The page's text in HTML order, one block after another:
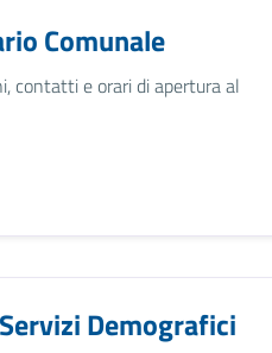
Comunale
contatti e orari di apertura al
Demografici